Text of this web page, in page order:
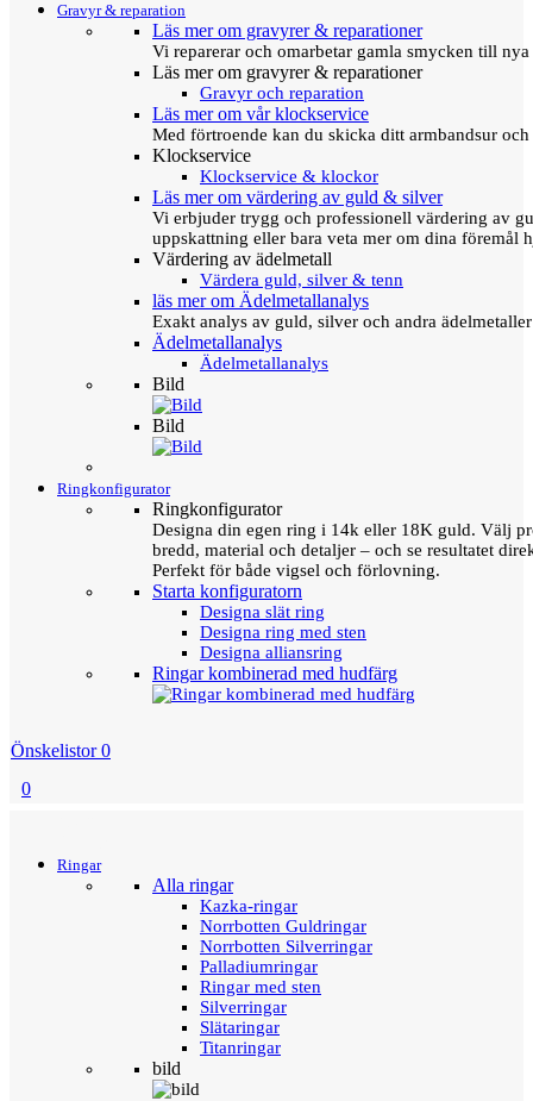
Gravyr & reparation
Läs mer om gravyrer & reparationer
Vi reparerar och omarbetar gamla smycken till
Läs mer om gravyrer & reparationer
Gravyr och reparation
Läs mer om vår klockservice
Med förtroende kan du skicka ditt armbandsur
Klockservice
Klockservice & klockor
Läs mer om värdering av guld & silver
Vi erbjuder trygg och professionell värdering av
uppskattning eller bara veta mer om dina föremål
Värdering av ädelmetall
Värdera guld, silver & tenn
läs mer om Ädelmetallanalys
Exakt analys av guld, silver och andra
Ädelmetallanalys
Ädelmetallanalys
Bild
Bild
Ringkonfigurator
Ringkonfigurator
Designa din egen ring i 14k eller 18K guld. Välj
bredd, material och detaljer – och se resultatet
Perfekt för både vigsel och förlovning.
Starta konfiguratorn
Designa slät ring
Designa ring med sten
Designa alliansring
Ringar kombinerad med hudfärg
Önskelistor 0
0
Ringar
Alla ringar
Kazka-ringar
Norrbotten Guldringar
Norrbotten Silverringar
Palladiumringar
Ringar med sten
Silverringar
Slätaringar
Titanringar
bild